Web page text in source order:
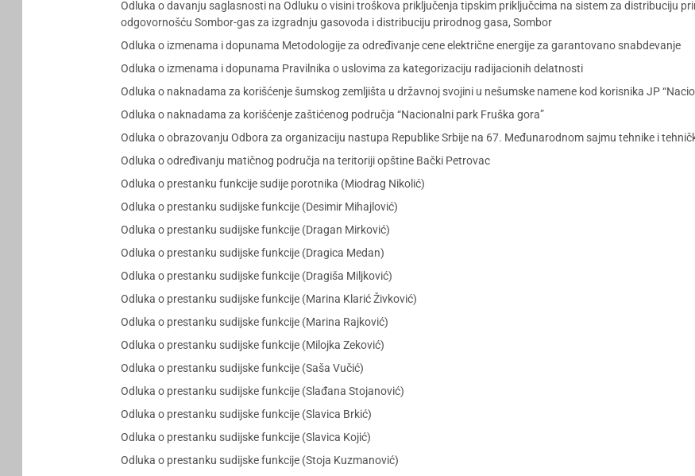
Odluka o davanju saglasnosti na Odluku o visini troškova priključenja tipskim priključcima na sistem za distribuciju
odgovornošću Sombor-gas za izgradnju gasovoda i distribuciju prirodnog gasa, Sombor
Odluka o izmenama i dopunama Metodologije za određivanje cene električne energije za garantovano snabdevanje
Odluka o izmenama i dopunama Pravilnika o uslovima za kategorizaciju radijacionih delatnosti
Odluka o naknadama za korišćenje šumskog zemljišta u državnoj svojini u nešumske namene kod korisnika JP
Odluka o naknadama za korišćenje zaštićenog područja “Nacionalni park Fruška gora”
Odluka o obrazovanju Odbora za organizaciju nastupa Republike Srbije na 67. Međunarodnom sajmu tehnike i
Odluka o određivanju matičnog područja na teritoriji opštine Bački Petrovac
Odluka o prestanku funkcije sudije porotnika (Miodrag Nikolić)
Odluka o prestanku sudijske funkcije (Desimir Mihajlović)
Odluka o prestanku sudijske funkcije (Dragan Mirković)
Odluka o prestanku sudijske funkcije (Dragica Medan)
Odluka o prestanku sudijske funkcije (Dragiša Miljković)
Odluka o prestanku sudijske funkcije (Marina Klarić Živković)
Odluka o prestanku sudijske funkcije (Marina Rajković)
Odluka o prestanku sudijske funkcije (Milojka Zeković)
Odluka o prestanku sudijske funkcije (Saša Vučić)
Odluka o prestanku sudijske funkcije (Slađana Stojanović)
Odluka o prestanku sudijske funkcije (Slavica Brkić)
Odluka o prestanku sudijske funkcije (Slavica Kojić)
Odluka o prestanku sudijske funkcije (Stoja Kuzmanović)